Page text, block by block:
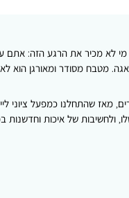
לא מכיר את הרגע הזה:
מטבח מסודר ומאורגן הוא
מאז שהתחלנו כמפעל ציוני
של איכות וחדשנות